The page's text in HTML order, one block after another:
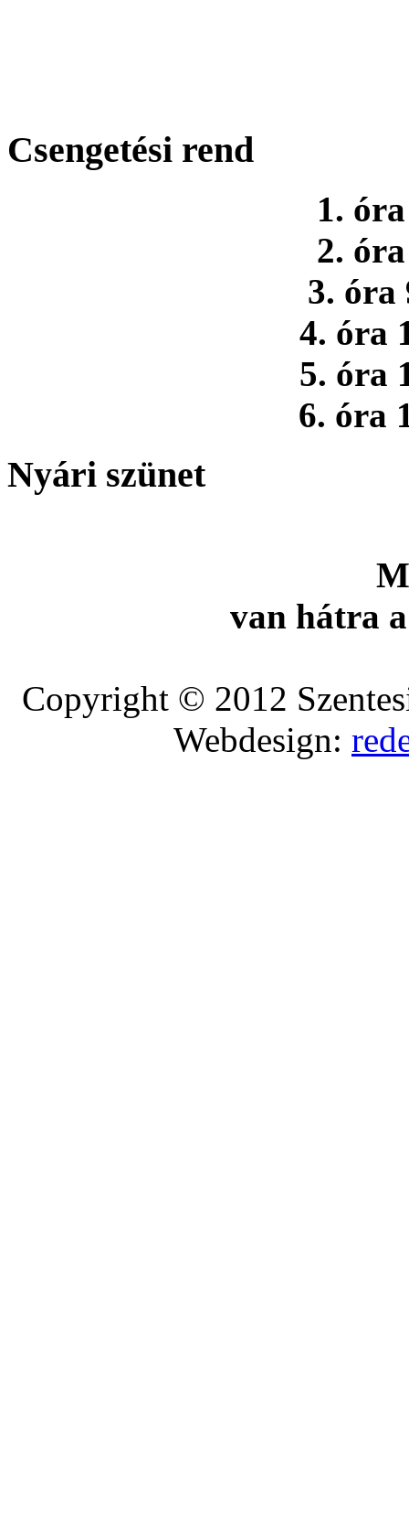
Csengetési rend
1.
2.
3. óra
4. óra
5. óra
6. óra
Nyári szünet
van hátra
Copyright © 2012
Webdesign: